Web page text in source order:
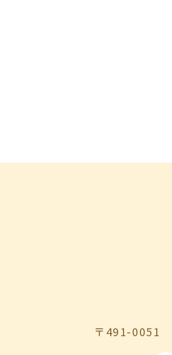
〒491-0051